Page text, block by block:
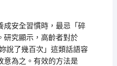
成安全習慣時，最忌「碎
研究顯示，高齡者對於
說了幾百次」這類話語容
意為之。有效的方法是